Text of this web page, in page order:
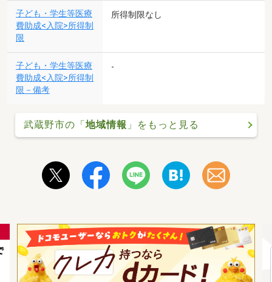
子ども・学生等医療
費助成<入院>所得制
限
所得制限なし
子ども・学生等医療
費助成<入院>所得制
限－備考
-
武蔵野市の「地域情報 」をもっと見る